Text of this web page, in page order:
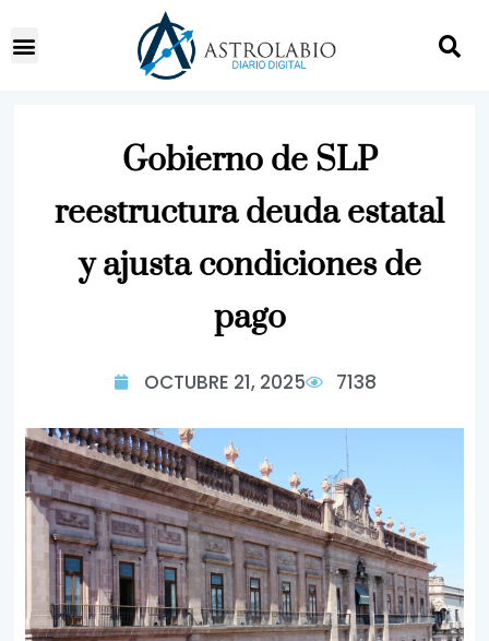
Gobierno de SLP
reestructura deuda estatal
y ajusta condiciones de
pago
OCTUBRE 21, 2025 7138